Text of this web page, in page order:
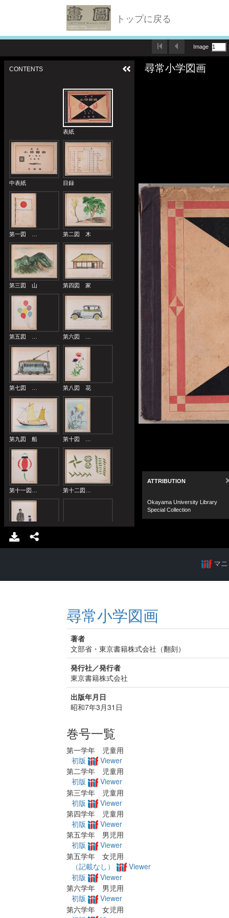
トップに戻る
マ
尋常小学図画
著者
文部省・東京書籍株式会社（翻刻）
発行社／発行者
東京書籍株式会社
出版年月日
昭和7年3月31日
巻号一覧
第一学年 児童用
初版
Viewer
第二学年 児童用
初版
Viewer
第三学年 児童用
初版
Viewer
第四学年 児童用
初版
Viewer
第五学年 男児用
初版
Viewer
第五学年 女児用
（記載なし）
Viewer
初版
Viewer
第六学年 男児用
初版
Viewer
第六学年 女児用